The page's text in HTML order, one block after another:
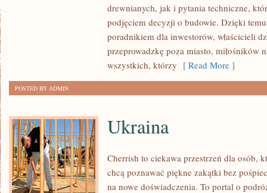
FINANSOWANIE
drewnianych, jak i pytania techniczne,
podjęciem decyzji o budowie. Dzięki
poradnikiem dla inwestorów, właścicieli
przeprowadzkę poza miasto, miłośników
wszystkich, którzy [ Read More ]
POSTED BY ADMIN
Ukraina
Cherrish to ciekawa przestrzeń dla osób,
chcą poznawać piękne zakątki bez
na nowe doświadczenia. To portal o